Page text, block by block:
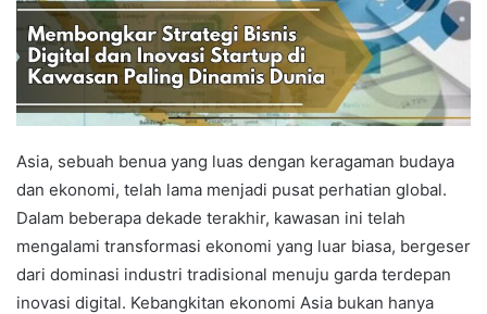
Asia, sebuah benua yang luas dengan keragaman budaya
dan ekonomi, telah lama menjadi pusat perhatian global.
Dalam beberapa dekade terakhir, kawasan ini telah
mengalami transformasi ekonomi yang luar biasa, bergeser
dari dominasi industri tradisional menuju garda terdepan
inovasi digital. Kebangkitan ekonomi Asia bukan hanya